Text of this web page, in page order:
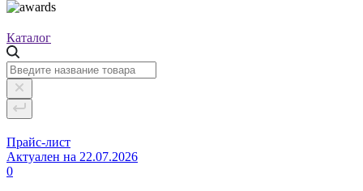
Каталог
Прайс-лист
Актуален на 22.07.2026
0